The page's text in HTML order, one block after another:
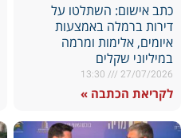
כתב אישום: השתלטו על
דירות ברמלה באמצעות
איומים, אלימות ומרמה
במיליוני שקלים
27/07/2026
לקריאת הכתבה »